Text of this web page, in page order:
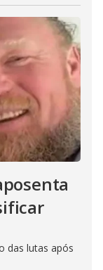
das lutas após